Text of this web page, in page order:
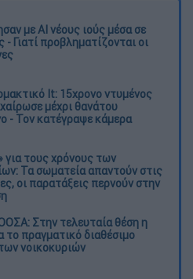
με AI νέους ιούς μέσα σε
- Γιατί προβληματίζονται οι
It: 15χρονο ντυμένος
μέχρι θανάτου
- Τον κατέγραψε κάμερα
για τους χρόνους των
Τα σωματεία απαντούν στις
οι παρατάξεις περνούν στην
Στην τελευταία θέση η
το πραγματικό διαθέσιμο
νοικοκυριών